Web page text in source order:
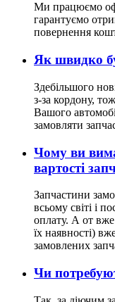
Ми працюємо
гарантуємо
повернення
Як швидко
Здебільшого
з-за кордону,
Вашого
замовляти
Чому ви
вартості
Запчастини
всьому світі і
оплату. А от вже
їх наявності)
замовлених
Чи